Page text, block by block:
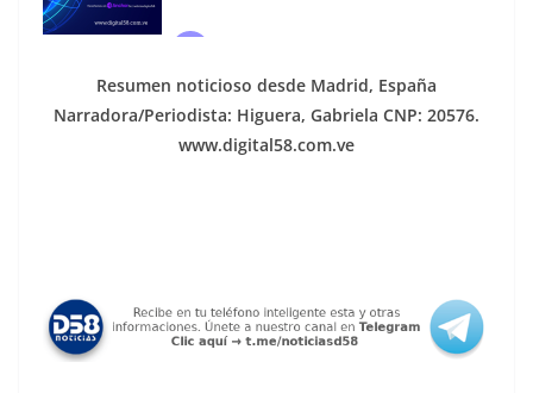
Resumen noticioso desde Madrid, España
Narradora/Periodista: Higuera, Gabriela CNP: 20576.
www.digital58.com.ve